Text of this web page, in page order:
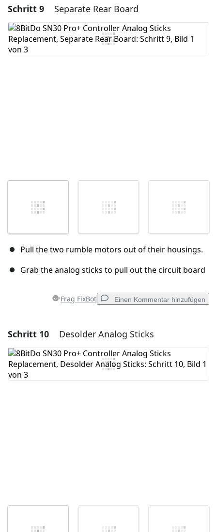
Einen Kommentar hinzufügen
Kommentar hinzufügen
Schritt 9 Separate Rear Board
Pull the two rumble motors out of their housings.
Grab the analog sticks to pull out the circuit board
Frag FixBot Einen Kommentar hinzufügen
Einen Kommentar hinzufügen
Kommentar hinzufügen
Schritt 10 Desolder Analog Sticks